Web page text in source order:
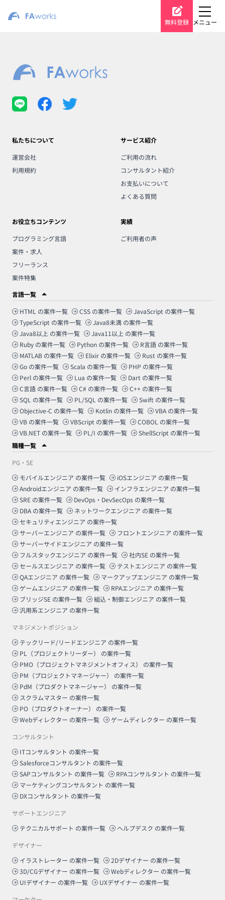
無料登録 メニュー
私たちについて
運営会社
利用規約
サービス紹介
ご利用の流れ
コンサルタント紹介
お支払いについて
よくある質問
お役立ちコンテンツ
プログラミング言語
案件・求人
フリーランス
案件特集
実績
ご利用者の声
言語一覧
HTML の案件一覧 CSS の案件一覧 JavaScript の案件一覧
TypeScript の案件一覧 Java8未満 の案件一覧
Java8以上 の案件一覧 Java11以上 の案件一覧
Ruby の案件一覧 Python の案件一覧 R言語 の案件一覧
MATLAB の案件一覧 Elixir の案件一覧 Rust の案件一覧
Go の案件一覧 Scala の案件一覧 PHP の案件一覧
Perl の案件一覧 Lua の案件一覧 Dart の案件一覧
C言語 の案件一覧 C# の案件一覧 C++ の案件一覧
SQL の案件一覧 PL/SQL の案件一覧 Swift の案件一覧
Objective-C の案件一覧 Kotlin の案件一覧 VBA の案件一覧
VB の案件一覧 VBScript の案件一覧 COBOL の案件一覧
VB.NET の案件一覧 PL/I の案件一覧 ShellScript の案件一覧
職種一覧
PG・SE
モバイルエンジニア の案件一覧 iOSエンジニア の案件一覧
Androidエンジニア の案件一覧 インフラエンジニア の案件一覧
SRE の案件一覧 DevOps・DevSecOps の案件一覧
DBA の案件一覧 ネットワークエンジニア の案件一覧
セキュリティエンジニア の案件一覧
サーバーエンジニア の案件一覧 フロントエンジニア の案件一覧
サーバーサイドエンジニア の案件一覧
フルスタックエンジニア の案件一覧 社内SE の案件一覧
セールスエンジニア の案件一覧 テストエンジニア の案件一覧
QAエンジニア の案件一覧 マークアップエンジニア の案件一覧
ゲームエンジニア の案件一覧 RPAエンジニア の案件一覧
ブリッジSE の案件一覧 組込・制御エンジニア の案件一覧
汎用系エンジニア の案件一覧
マネジメントポジション
テックリード/リードエンジニア の案件一覧
PL（プロジェクトリーダー）
の案件一覧
PMO（プロジェクトマネジメントオフィス）
の案件一覧
PM（プロジェクトマネージャー）
の案件一覧
PdM（プロダクトマネージャー）
の案件一覧
スクラムマスター の案件一覧
PO（プロダクトオーナー）
の案件一覧
Webディレクター の案件一覧 ゲームディレクター の案件一覧
コンサルタント
ITコンサルタント の案件一覧
Salesforceコンサルタント の案件一覧
SAPコンサルタント の案件一覧 RPAコンサルタント の案件一覧
マーケティングコンサルタント の案件一覧
DXコンサルタント の案件一覧
サポートエンジニア
テクニカルサポート の案件一覧 ヘルプデスク の案件一覧
デザイナー
イラストレーター の案件一覧 2Dデザイナー の案件一覧
3D/CGデザイナー の案件一覧 Webディレクター の案件一覧
UIデザイナー の案件一覧 UXデザイナー の案件一覧